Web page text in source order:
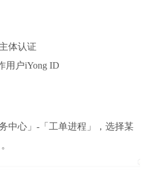
体认证
用户iYong ID
中心」-「工单进程」，选择某